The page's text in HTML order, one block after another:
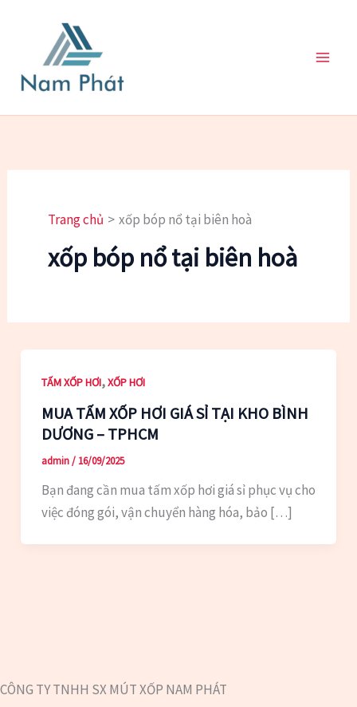
dung
Trang chủ xốp bóp nổ tại biên hoà
xốp bóp nổ tại biên hoà
TẤM XỐP HƠI,XỐP HƠI
MUA TẤM XỐP HƠI GIÁ SỈ TẠI KHO BÌNH
DƯƠNG – TPHCM
admin/ 16/09/2025
Bạn đang cần mua tấm xốp hơi giá sỉ phục vụ cho
việc đóng gói, vận chuyển hàng hóa, bảo […]
CÔNG TY TNHH SX MÚT XỐP NAM PHÁT